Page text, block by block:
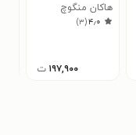
هاکان منگوچ
۴٫۰(۳)
۱۹۷,۹۰۰ ت